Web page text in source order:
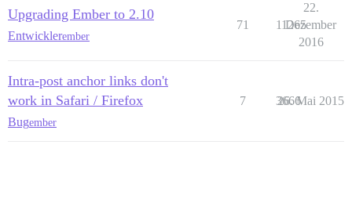
Upgrading Ember to 2.10
Entwicklerember
71 11265
22.
Dezember
2016
Intra-post anchor links don't
work in Safari / Firefox
Bugember
7 3666
26. Mai 2015